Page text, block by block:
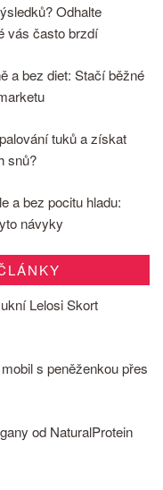
Odhalte
vás často brzdí
a bez diet: Stačí běžné
tuků a získat
snů?
a bez pocitu hladu:
návyky
Lelosi Skort
s peněženkou přes
od NaturalProtein